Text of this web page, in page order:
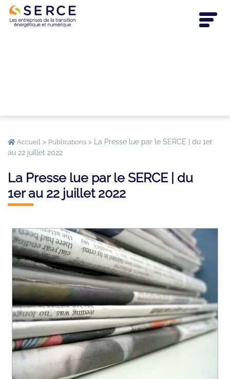
Accueil > Publications > La Presse lue par le SERCE | du 1er
au 22 juillet 2022
La Presse lue par le SERCE | du
1er au 22 juillet 2022